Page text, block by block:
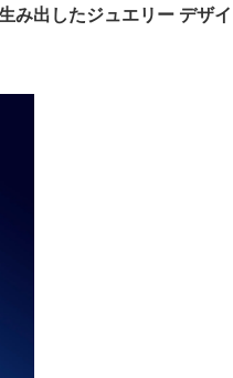
み出したジュエリー デザ